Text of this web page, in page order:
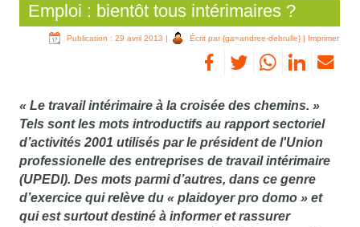
Emploi : bientôt tous intérimaires ?
Publication : 29 avril 2013 | Écrit par {ga=andree-debrulle} | Imprimer
« Le travail intérimaire à la croisée des chemins. »
Tels sont les mots introductifs au rapport sectoriel
d’activités 2001 utilisés par le président de l'Union
professionelle des entreprises de travail intérimaire
(UPEDI). Des mots parmi d’autres, dans ce genre
d’exercice qui relève du « plaidoyer pro domo » et
qui est surtout destiné à informer et rassurer